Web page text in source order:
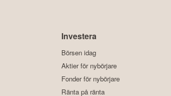
Investera
Börsen idag
Aktier för nybörjare
Fonder för nybörjare
Ränta på ränta